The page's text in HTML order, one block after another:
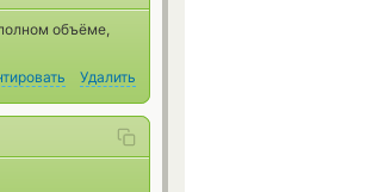
объёме,
Удалить